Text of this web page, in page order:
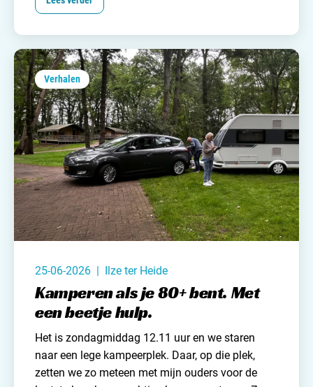
voor een camping aan een meer, in een bergdal
Verhalen
25-06-2026 | Ilze ter Heide
Kamperen als je 80+ bent. Met
een beetje hulp.
Het is zondagmiddag 12.11 uur en we staren
naar een lege kampeerplek. Daar, op die plek,
zetten we zo meteen met mijn ouders voor de